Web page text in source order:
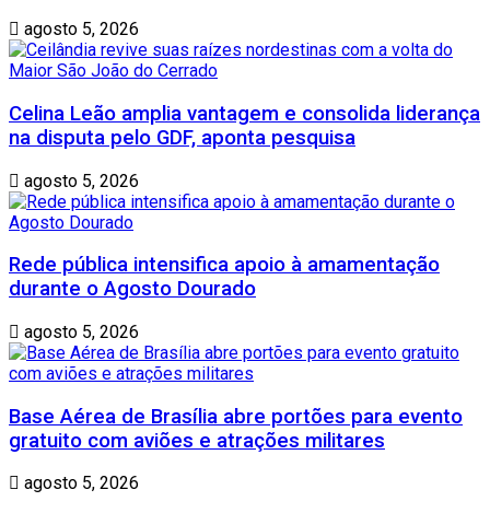
agosto 5, 2026
Celina Leão amplia vantagem e consolida liderança
na disputa pelo GDF, aponta pesquisa
agosto 5, 2026
Rede pública intensifica apoio à amamentação
durante o Agosto Dourado
agosto 5, 2026
Base Aérea de Brasília abre portões para evento
gratuito com aviões e atrações militares
agosto 5, 2026